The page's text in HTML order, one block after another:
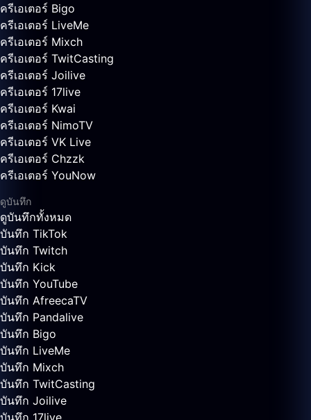
ครีเอเตอร์ Bigo
ครีเอเตอร์ LiveMe
ครีเอเตอร์ Mixch
ครีเอเตอร์ TwitCasting
ครีเอเตอร์ Joilive
ครีเอเตอร์ 17live
ครีเอเตอร์ Kwai
ครีเอเตอร์ NimoTV
ครีเอเตอร์ VK Live
ครีเอเตอร์ Chzzk
ครีเอเตอร์ YouNow
ดูบันทึก
ดูบันทึกทั้งหมด
บันทึก TikTok
บันทึก Twitch
บันทึก Kick
บันทึก YouTube
บันทึก AfreecaTV
บันทึก Pandalive
บันทึก Bigo
บันทึก LiveMe
บันทึก Mixch
บันทึก TwitCasting
บันทึก Joilive